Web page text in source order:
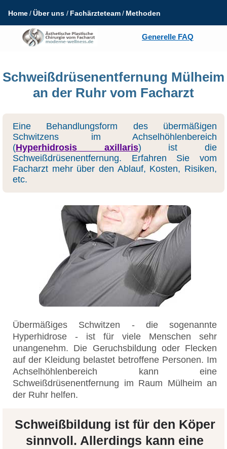
Generelle FAQ
Home Über uns Fachärzteteam Methoden
Schweißdrüsenentfernung Mülheim
an der Ruhr vom Facharzt
Eine Behandlungsform des übermäßigen
Schwitzens im Achselhöhlenbereich
(Hyperhidrosis axillaris) ist die
Schweißdrüsenentfernung. Erfahren Sie vom
Facharzt mehr über den Ablauf, Kosten, Risiken,
etc.
Übermäßiges Schwitzen - die sogenannte
Hyperhidrose - ist für viele Menschen sehr
unangenehm. Die Geruchsbildung oder Flecken
auf der Kleidung belastet betroffene Personen. Im
Achselhöhlenbereich kann eine
Schweißdrüsenentfernung im Raum Mülheim an
der Ruhr helfen.
Schweißbildung ist für den Köper
sinnvoll. Allerdings kann eine